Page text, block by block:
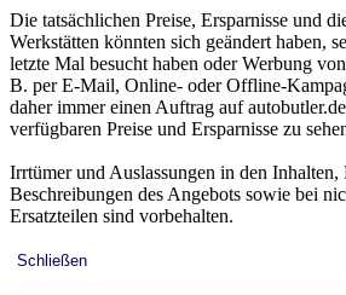
Die tatsächlichen Preise, Ersparnisse und
Werkstätten könnten sich geändert haben,
letzte Mal besucht haben oder Werbung
B. per E-Mail, Online- oder Offline-
daher immer einen Auftrag auf
verfügbaren Preise und Ersparnisse zu
Irrtümer und Auslassungen in den Inhalten,
Beschreibungen des Angebots sowie bei
Ersatzteilen sind vorbehalten.
Schließen